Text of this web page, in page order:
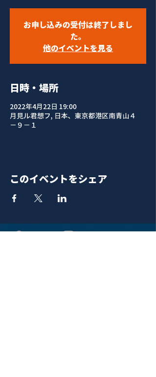
お申し込みの受付は終了しまし
た。
他のイベントを見る
日時・場所
2022年4月22日 19:00
月見ル君想フ, 日本、東京都港区南青山４
−９−１
このイベントをシェア